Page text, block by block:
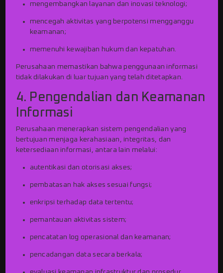
mengembangkan layanan dan inovasi teknologi;
mencegah aktivitas yang berpotensi mengganggu
keamanan;
memenuhi kewajiban hukum dan kepatuhan.
Perusahaan memastikan bahwa penggunaan informasi
tidak dilakukan di luar tujuan yang telah ditetapkan.
4. Pengendalian dan Keamanan
Informasi
Perusahaan menerapkan sistem pengendalian yang
bertujuan menjaga kerahasiaan, integritas, dan
ketersediaan informasi, antara lain melalui:
autentikasi dan otorisasi akses;
pembatasan hak akses sesuai fungsi;
enkripsi terhadap data tertentu;
pemantauan aktivitas sistem;
pencatatan log operasional dan keamanan;
pencadangan data secara berkala;